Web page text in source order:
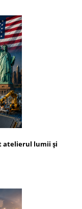
atelierul lumii și